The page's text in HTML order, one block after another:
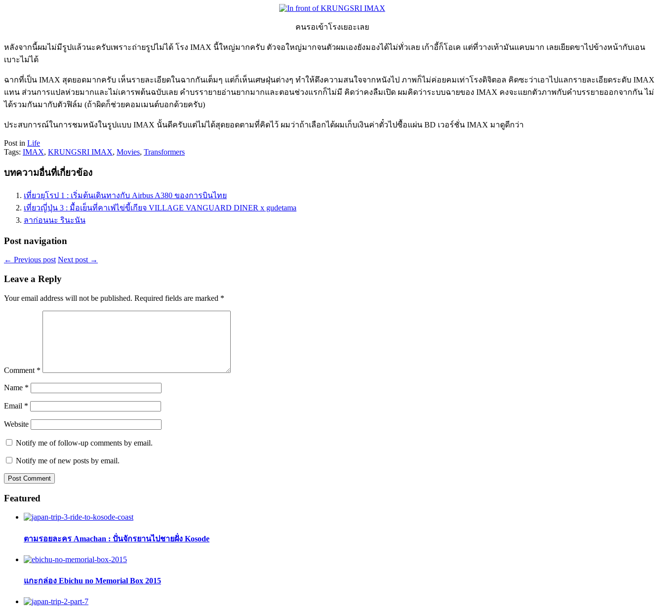
คนรอเข้าโรงเยอะเลย
หลังจากนี้ผมไม่มีรูปแล้วนะครับเพราะถ่ายรูปไม่ได้ โรง IMAX นี้ใหญ่มากครับ ตัวจอใหญ่มากจนตัวผมเองยังมองได้ไม่ทั่วเลย เก้าอี้ก็โอเค แต่ที่วางเท้ามันแคบมาก เลยเยียดขาไปข้างหน้ากับเอน
เบาะไม่ได้
ฉากที่เป็น IMAX สุดยอดมากครับ เห็นรายละเอียดในฉากกันเต็มๆ แต่ก็เห็นเศษฝุ่นต่างๆ ทำให้ดึงความสนใจจากหนังไป ภาพก็ไม่ค่อยคมเท่าโรงดิจิตอล คิดซะว่าเอาไปแลกรายละเอียดระดับ IMAX
แทน ส่วนการแปลห่วยมากและไม่เคารพต้นฉบับเลย คำบรรายายอ่านยากมากและตอนช่วงแรกก็ไม่มี คิดว่าคงลืมเปิด ผมคิดว่าระบบฉายของ IMAX คงจะแยกตัวภาพกับคำบรรยายออกจากกัน ไม่
ได้รวมกันมากับตัวฟิล์ม (ถ้าผิดก็ช่วยคอมเมนต์บอกด้วยครับ)
ประสบการณ์ในการชมหนังในรูปแบบ IMAX นั้นดีครับแต่ไม่ได้สุดยอดตามที่คิดไว้ ผมว่าถ้าเลือกได้ผมเก็บเงินค่าตั๋วไปซื้อแผ่น BD เวอร์ชั่น IMAX มาดูดีกว่า
Post in Life
Tags: IMAX, KRUNGSRI IMAX, Movies, Transformers
บทความอื่นที่เกี่ยวข้อง
เที่ยวยุโรป 1 : เริ่มต้นเดินทางกับ Airbus A380 ของการบินไทย
เที่ยวญี่ปุ่น 3 : มื้อเย็นที่คาเฟ่ไข่ขี้เกียจ VILLAGE VANGUARD DINER x gudetama
ลาก่อนนะ รินะนัน
Post navigation
← Previous post Next post →
Leave a Reply
Your email address will not be published. Required fields are marked *
Comment *
Name *
Email *
Website
Notify me of follow-up comments by email.
Notify me of new posts by email.
Featured
ตามรอยละคร Amachan : ปั่นจักรยานไปชายฝั่ง Kosode
แกะกล่อง Ebichu no Memorial Box 2015